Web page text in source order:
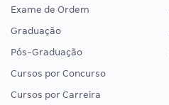
Exame de Ordem
Graduação
Pós-Graduação
Cursos por Concurso
Cursos por Carreira